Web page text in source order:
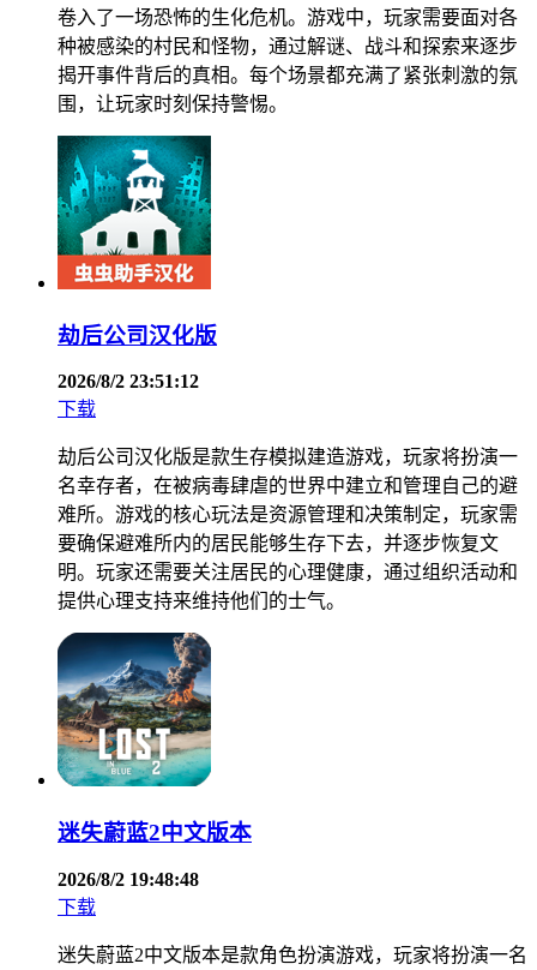
卷入了一场恐怖的生化危机。游戏中，玩家需要面对各
种被感染的村民和怪物，通过解谜、战斗和探索来逐步
揭开事件背后的真相。每个场景都充满了紧张刺激的氛
围，让玩家时刻保持警惕。
劫后公司汉化版
2026/8/2 23:51:12
下载
劫后公司汉化版是款生存模拟建造游戏，玩家将扮演一
名幸存者，在被病毒肆虐的世界中建立和管理自己的避
难所。游戏的核心玩法是资源管理和决策制定，玩家需
要确保避难所内的居民能够生存下去，并逐步恢复文
明。玩家还需要关注居民的心理健康，通过组织活动和
提供心理支持来维持他们的士气。
迷失蔚蓝2中文版本
2026/8/2 19:48:48
下载
迷失蔚蓝2中文版本是款角色扮演游戏，玩家将扮演一名